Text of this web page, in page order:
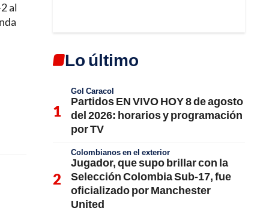
al
Lo último
Gol Caracol
Partidos EN VIVO HOY 8 de agosto
del 2026: horarios y programación
por TV
Colombianos en el exterior
Jugador, que supo brillar con la
Selección Colombia Sub-17, fue
oficializado por Manchester
United